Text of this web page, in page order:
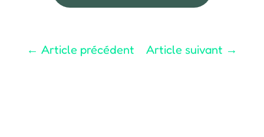
← Article précédent Article suivant →